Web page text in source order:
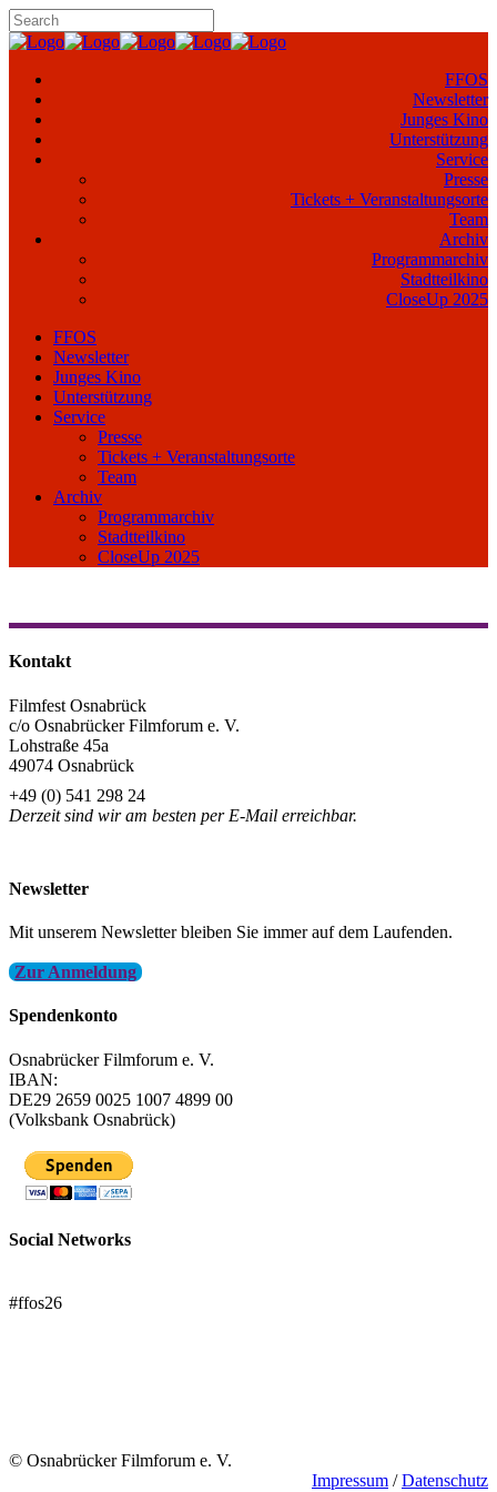
FFOS
Newsletter
Junges Kino
Unterstützung
Service
Presse
Tickets + Veranstaltungsorte
Team
Archiv
Programmarchiv
Stadtteilkino
CloseUp 2025
FFOS
Newsletter
Junges Kino
Unterstützung
Service
Presse
Tickets + Veranstaltungsorte
Team
Archiv
Programmarchiv
Stadtteilkino
CloseUp 2025
Kontakt
Filmfest Osnabrück
c/o Osnabrücker Filmforum e. V.
Lohstraße 45a
49074 Osnabrück
+49 (0) 541 298 24
Derzeit sind wir am besten per E-Mail erreichbar.
Newsletter
Mit unserem Newsletter bleiben Sie immer auf dem Laufenden.
Zur Anmeldung
Spendenkonto
Osnabrücker Filmforum e. V.
IBAN:
DE29 2659 0025 1007 4899 00
(Volksbank Osnabrück)
Social Networks
#ffos26
© Osnabrücker Filmforum e. V.
Impressum /Datenschutz